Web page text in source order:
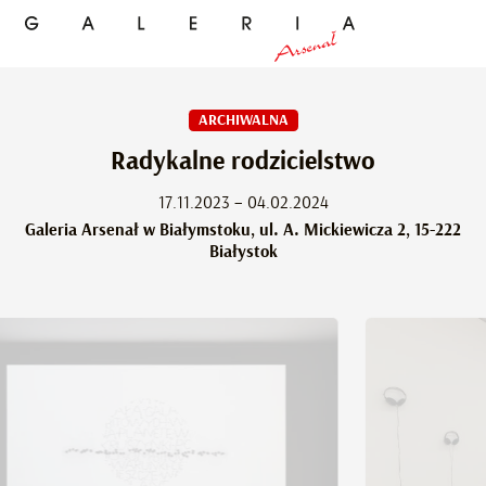
ARCHIWALNA
Radykalne rodzicielstwo
17.11.2023 – 04.02.2024
Galeria Arsenał w Białymstoku, ul. A. Mickiewicza 2, 15-222
Białystok